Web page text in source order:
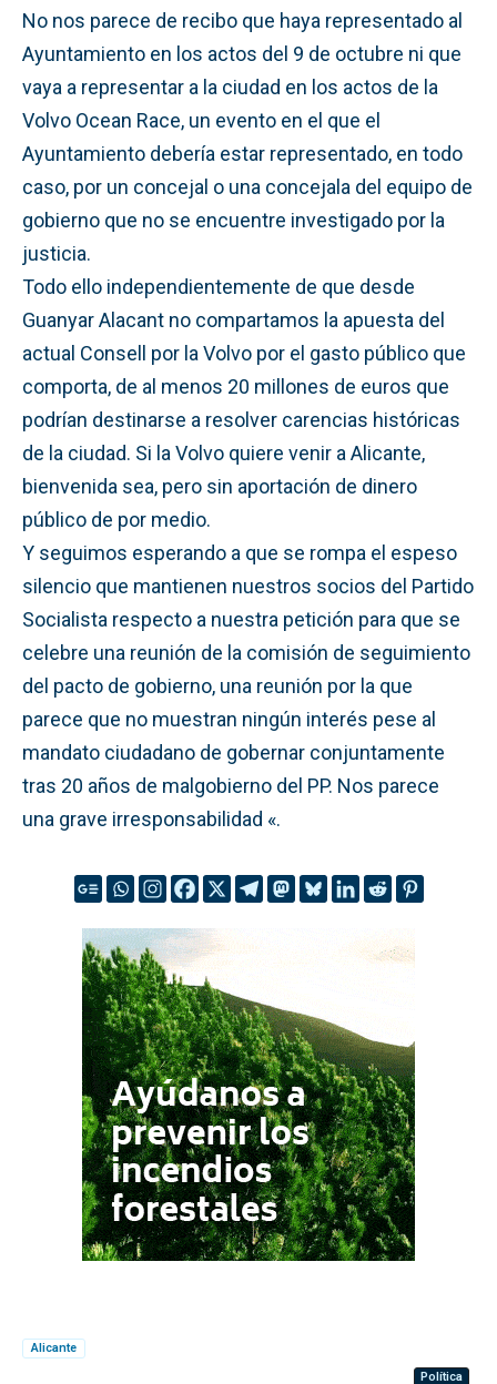
No nos parece de recibo que haya representado al
Ayuntamiento en los actos del 9 de octubre ni que
vaya a representar a la ciudad en los actos de la
Volvo Ocean Race, un evento en el que el
Ayuntamiento debería estar representado, en todo
caso, por un concejal o una concejala del equipo de
gobierno que no se encuentre investigado por la
justicia.
Todo ello independientemente de que desde
Guanyar Alacant no compartamos la apuesta del
actual Consell por la Volvo por el gasto público que
comporta, de al menos 20 millones de euros que
podrían destinarse a resolver carencias históricas
de la ciudad. Si la Volvo quiere venir a Alicante,
bienvenida sea, pero sin aportación de dinero
público de por medio.
Y seguimos esperando a que se rompa el espeso
silencio que mantienen nuestros socios del Partido
Socialista respecto a nuestra petición para que se
celebre una reunión de la comisión de seguimiento
del pacto de gobierno, una reunión por la que
parece que no muestran ningún interés pese al
mandato ciudadano de gobernar conjuntamente
tras 20 años de malgobierno del PP. Nos parece
una grave irresponsabilidad «.
Alicante
Política